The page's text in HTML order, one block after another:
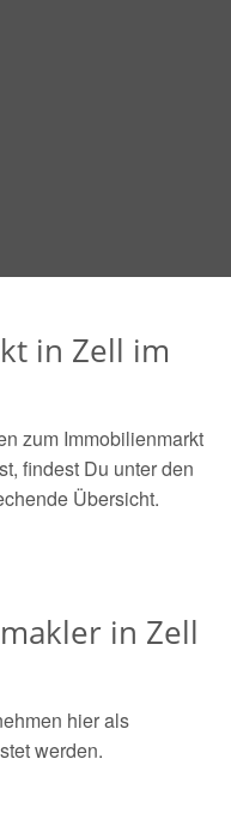
in Zell im
zum Immobilienmarkt
findest Du unter den
Übersicht.
in Zell
hier als
werden.